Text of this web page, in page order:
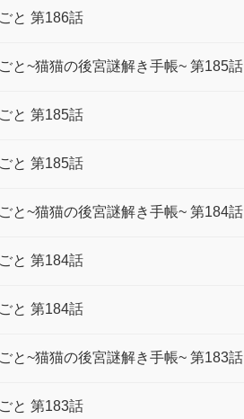
と 第186話
と~猫猫の後宮謎解き手帳~ 第185話
と 第185話
と 第185話
と~猫猫の後宮謎解き手帳~ 第184話
と 第184話
と 第184話
と~猫猫の後宮謎解き手帳~ 第183話
と 第183話